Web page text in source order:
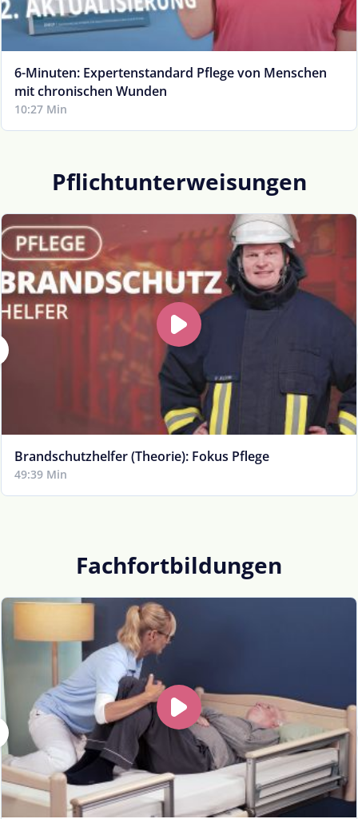
6-Minuten: Expertenstandard Pflege von Menschen
mit chronischen Wunden
10:27 Min
Pflichtunterweisungen
Brandschutzhelfer (Theorie): Fokus Pflege
49:39 Min
Fachfortbildungen